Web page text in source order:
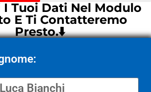
I Tuoi Dati Nel Modulo
E Ti Contatteremo
Presto.⬇️